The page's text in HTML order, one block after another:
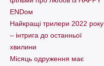
ENDом
Найкращі трилери 2022 року
– інтрига до останньої
хвилини
Місяць одруження має